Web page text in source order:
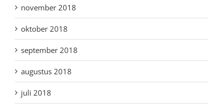
november 2018
oktober 2018
september 2018
augustus 2018
juli 2018